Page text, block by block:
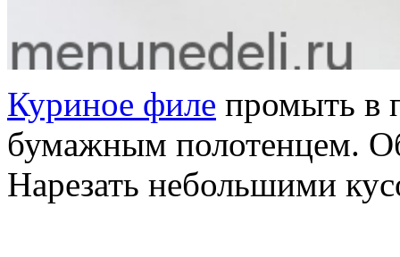
Куриное филе промыть в
бумажным полотенцем.
Нарезать небольшими